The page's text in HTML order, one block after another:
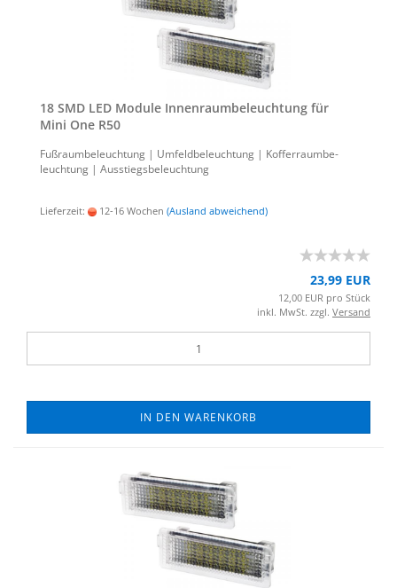
18 SMD LED Mo­du­le In­nen­raum­be­leuch­tung für
Mini One R50
Fuß­raum­be­leuch­tung | Um­feld­be­leuch­tung | Kof­fer­raum­be­
leuch­tung | Aus­stiegs­be­leuch­tung
Lieferzeit: 12-16 Wochen (Ausland abweichend)
23,99 EUR
12,00 EUR pro Stück
inkl. MwSt. zzgl. Versand
IN DEN WARENKORB